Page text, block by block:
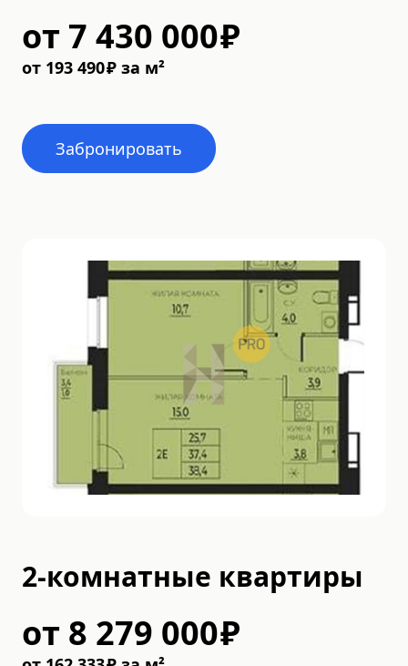
от 7 430 000₽
от 193 490₽ за м²
Забронировать
2-комнатные квартиры
от 8 279 000₽